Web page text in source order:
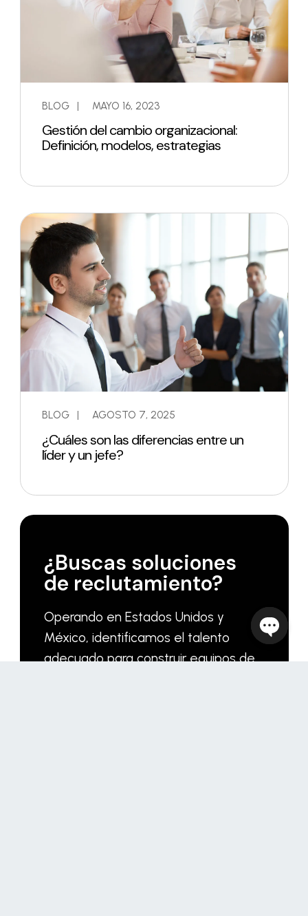
BLOG | MAYO 16, 2023
Gestión del cambio organizacional:
Definición, modelos, estrategias
BLOG | AGOSTO 7, 2025
¿Cuáles son las diferencias entre un
líder y un jefe?
¿Buscas soluciones
de reclutamiento?
Operando en Estados Unidos y
México, identificamos el talento
adecuado para construir equipos de